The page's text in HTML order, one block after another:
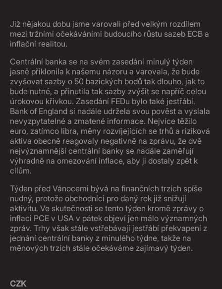
Již nějakou dobu jsme varovali před velkým rozdílem
mezi tržními očekáváními budoucího růstu sazeb ECB a
inflační realitou.
Centrální banka se na svém zasedání minulý týden
jasně přiklonila k našemu názoru a varovala, že bude
zvyšovat sazby o 50 bazických bodů tak dlouho, jak to
bude nutné, a přinutila tak sazby zvýšit se napříč celou
úrokovou křivkou. Zasedání FEDu bylo také jestřábí.
Bank of England si nadále udržela svou pověst a vyslala
nevyzpytatelné a zmatené informace. Nejvíce těžilo
euro, zatímco libra, měny rozvíjejících se trhů a riziková
aktiva obecně reagovaly negativně na zprávu, že dvě
nejvýznamnější centrální banky se nadále zaměřují
výhradně na omezování inflace, aby ji dostaly zpět k
cílům.
Týden před Vánocemi bývá na finančních trzích spíše
nudný, protože obchodníci pro daný rok již snižují
aktivitu. Ve skutečnosti se tento týden kromě zprávy o
inflaci PCE v USA v pátek objeví jen málo významných
zpráv. Trhy však stále vstřebávají jestřábí překvapení z
jednání centrální banky z minulého týdne, takže na
měnových trzích stále očekáváme zajímavý týden.
CZK